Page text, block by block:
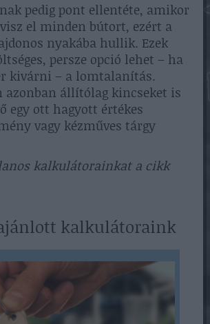
pedig pont ellentéte, amikor
el minden bútort, ezért a
nyakába hullik. Ezek
persze opció lehet – ha
kivárni – a lomtalanítás.
azonban állítólag kincseket is
egy ott hagyott értékes
vagy kézműves tárgy
kalkulátorainkat a cikk
kalkulátoraink